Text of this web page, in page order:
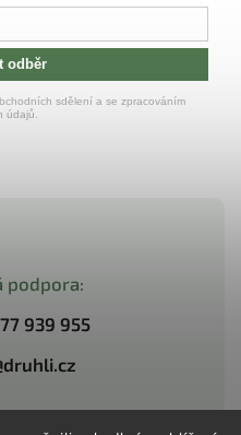
podpora:
939 955
odběr
sdělení a se zpracováním
údajů.